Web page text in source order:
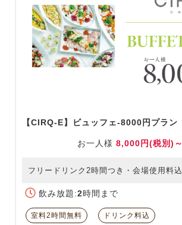
【CIRQ-E】ビュッフェ-8000円プラン
お一人様 8,000円(税別)～
フリードリンク2時間つき・会場使用料込
飲み放題:2時間まで
室料2時間無料 ドリンク料込